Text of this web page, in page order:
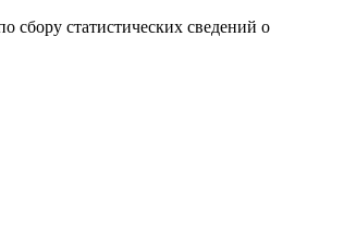
сбору статистических сведений о